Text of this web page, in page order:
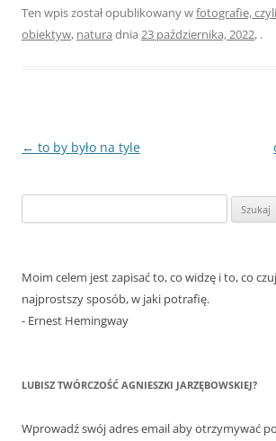
Ten wpis został opublikowany wfotografie,
obiektyw, natura dnia 23 października, 2022, .
Nawigacja
← to by było na tyle
Moim celem jest zapisać to, co widzę i to, co
najprostszy sposób, w jaki potrafię.
- Ernest Hemingway
LUBISZ TWÓRCZOŚĆ AGNIESZKI JARZĘBOWSKIEJ?
Wprowadź swój adres email aby otrzymywać